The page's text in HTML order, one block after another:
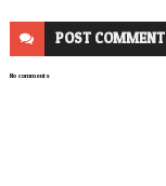
POSTCOMMENT
No comments